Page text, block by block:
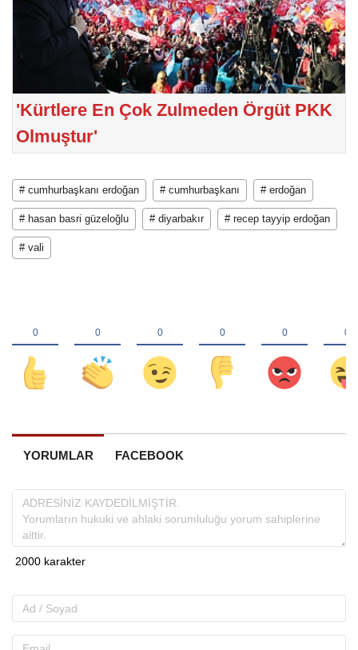
'Kürtlere En Çok Zulmeden Örgüt PKK
Olmuştur'
# cumhurbaşkanı erdoğan # cumhurbaşkanı # erdoğan
# hasan basri güzeloğlu # diyarbakır # recep tayyip erdoğan
# vali
YORUMLAR FACEBOOK